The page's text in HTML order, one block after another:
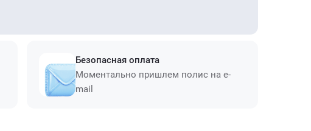
Безопасная оплата
Моментально пришлем полис на e-
mail